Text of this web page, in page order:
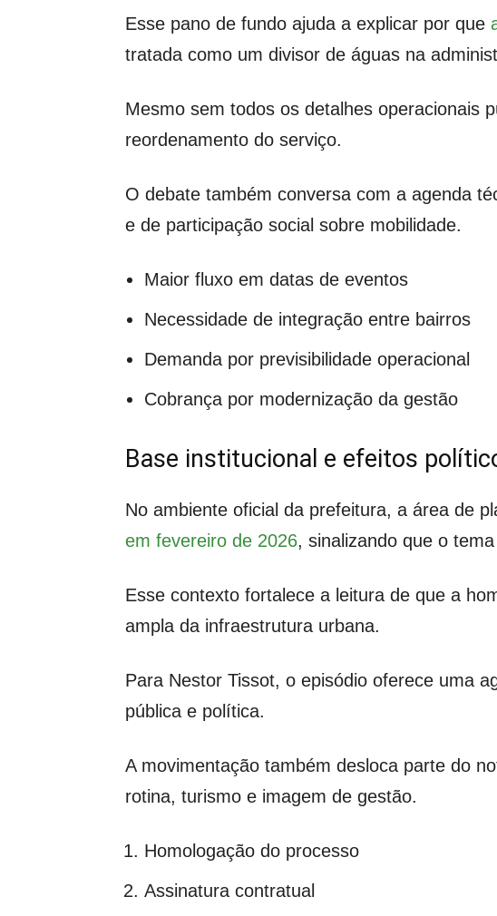
Esse pano de fundo ajuda a explicar por que
tratada como um divisor de águas na
Mesmo sem todos os detalhes operacionais
reordenamento do serviço.
O debate também conversa com a agenda
e de participação social sobre mobilidade.
Maior fluxo em datas de eventos
Necessidade de integração entre bairros
Demanda por previsibilidade operacional
Cobrança por modernização da gestão
Base institucional e efeitos
No ambiente oficial da prefeitura, a área de
em fevereiro de 2026, sinalizando que o
Esse contexto fortalece a leitura de que a
ampla da infraestrutura urbana.
Para Nestor Tissot, o episódio oferece uma
pública e política.
A movimentação também desloca parte do
rotina, turismo e imagem de gestão.
Homologação do processo
Assinatura contratual